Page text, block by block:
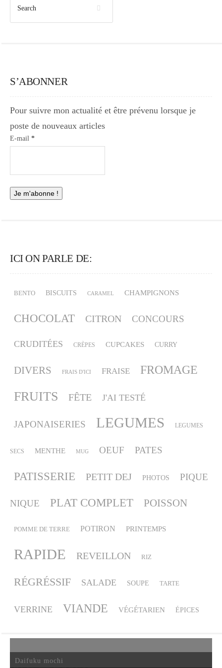
S’ABONNER
Pour suivre mon actualité et être prévenu lorsque je
poste de nouveaux articles
E-mail *
ICI ON PARLE DE:
BENTO BISCUITS CARAMEL CHAMPIGNONS
CHOCOLAT CITRON CONCOURS
CRUDITÉES CRÈPES CUPCAKES CURRY
DIVERS FRAIS D'ICI FRAISE FROMAGE
FRUITS FÊTE J'AI TESTÉ
JAPONAISERIES LEGUMES LEGUMES
SECS MENTHE MUG OEUF PATES
PATISSERIE PETIT DEJ PHOTOS PIQUE
NIQUE PLAT COMPLET POISSON
POMME DE TERRE POTIRON PRINTEMPS
RAPIDE REVEILLON RIZ
RÉGRÉSSIF SALADE SOUPE TARTE
VERRINE VIANDE VÉGÉTARIEN ÉPICES
Daifuku mochi